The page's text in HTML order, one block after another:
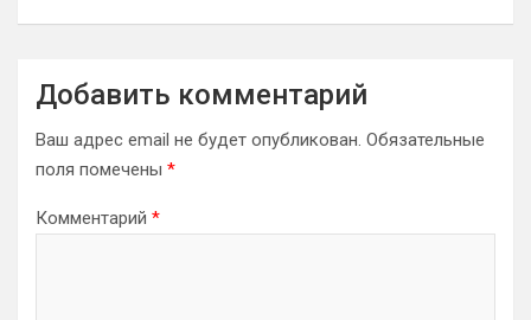
Добавить комментарий
Ваш адрес email не будет опубликован. Обязательные
поля помечены *
Комментарий *